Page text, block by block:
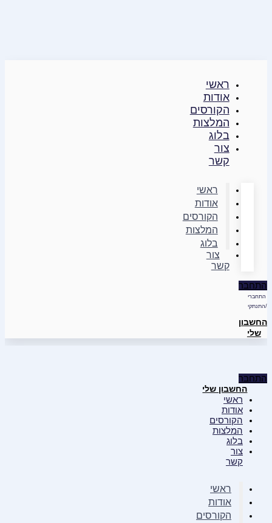
ראשי
אודות
הקורסים
המלצות
בלוג
צור
קשר
ראשי
אודות
הקורסים
המלצות
בלוג
צור
קשר
התחבר
התחברי
/התנתקי
החשבון
שלי
התחבר
החשבון שלי
ראשי
אודות
הקורסים
המלצות
בלוג
צור
קשר
ראשי
אודות
הקורסים